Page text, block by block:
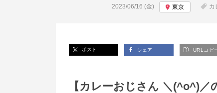
投稿日:
2023/06/16 (金) 東京 カ
ポスト シェア URLコピ
【カレーおじさん ＼(^o^)